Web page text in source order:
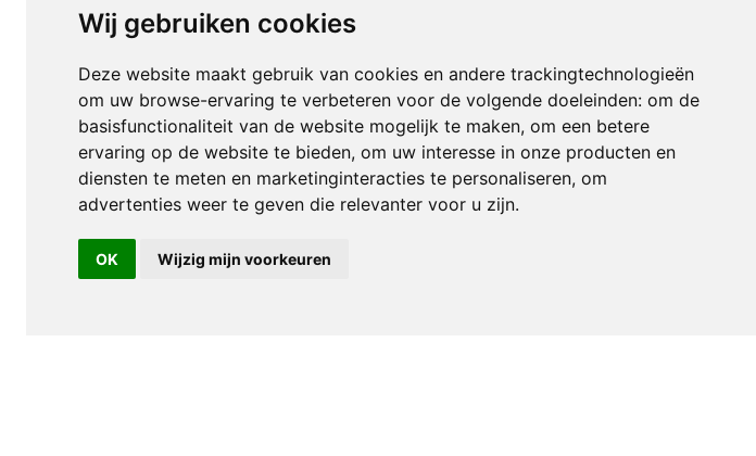
Wij gebruiken cookies
Deze website maakt gebruik van cookies en andere trackingtechnologieën
om uw browse-ervaring te verbeteren voor de volgende doeleinden: om de
basisfunctionaliteit van de website mogelijk te maken, om een betere
ervaring op de website te bieden, om uw interesse in onze producten en
diensten te meten en marketinginteracties te personaliseren, om
advertenties weer te geven die relevanter voor u zijn.
OK Wijzig mijn voorkeuren